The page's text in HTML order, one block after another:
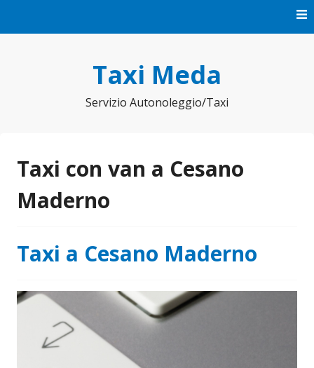
Taxi Meda
Servizio Autonoleggio/Taxi
Taxi con van a Cesano
Maderno
Taxi a Cesano Maderno